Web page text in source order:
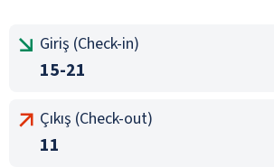
Giriş (Check-in)
15-21
Çıkış (Check-out)
11